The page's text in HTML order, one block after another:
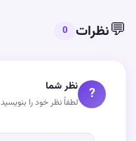
💬نظرات 0
? نظر شما
لطفاً نظر خود را بنویسید